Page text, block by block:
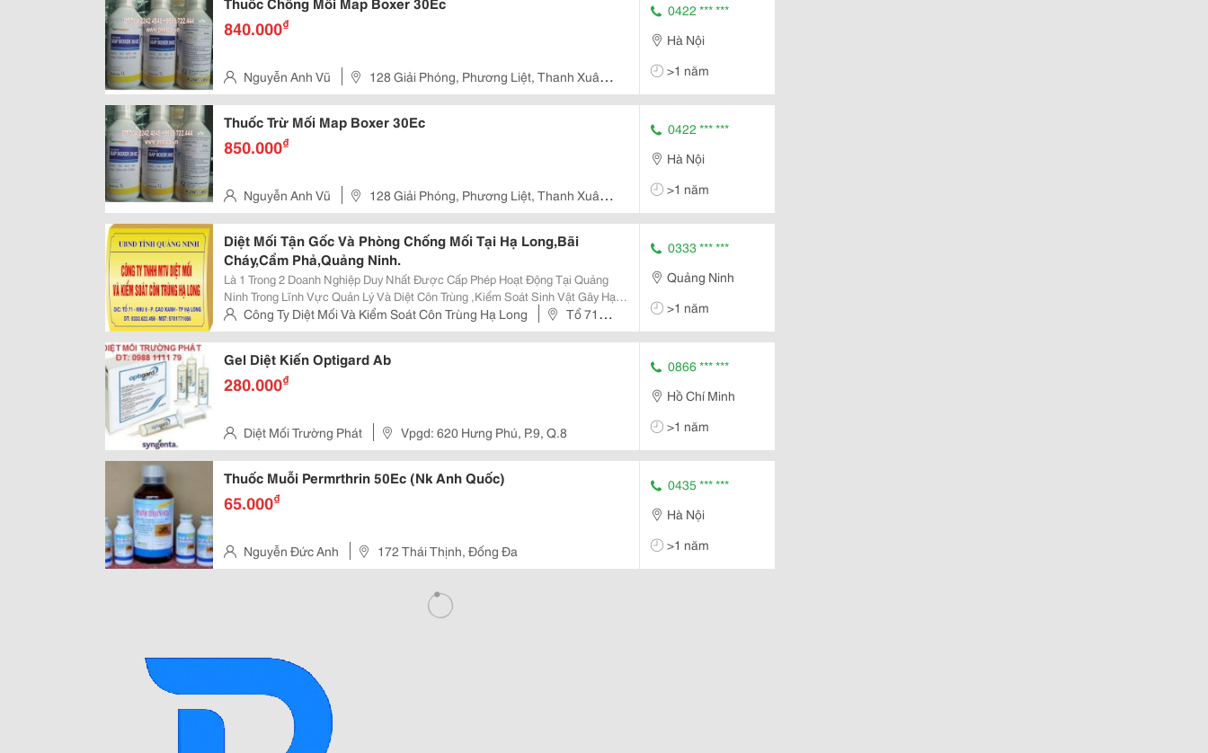
840.000₫
Nguyễn Anh Vũ
128 Giải Phóng, Phương Liệt, Thanh Xuân,
Hà Nội, Vietnam
0422 *** ***
Hà Nội
>1 năm
Thuốc Trừ Mối Map Boxer 30Ec
850.000₫
Nguyễn Anh Vũ
128 Giải Phóng, Phương Liệt, Thanh Xuân,
Hà Nội, Vietnam
0422 *** ***
Hà Nội
>1 năm
Diệt Mối Tận Gốc Và Phòng Chống Mối Tại Hạ Long,Bãi
Cháy,Cẩm Phả,Quảng Ninh.
Là 1 Trong 2 Doanh Nghiệp Duy Nhất Được Cấp Phép Hoạt Động Tại Quảng
Ninh Trong Lĩnh Vực Quản Lý Và Diệt Côn Trùng ,Kiểm Soát Sinh Vật Gây Hại.
Với Đội Ngũ Nhân Viên Nhiều Năm Kinh Nghiệm Được Đào Tạo Chính Qui,
Được Hội Khoa Học Kỹ Thuật Lâm Nghiệp
Công Ty Diệt Mối Và Kiểm Soát Côn Trùng Hạ Long
Tổ 71,
Khu 6, P.cao Xanh,Tp Hạ Long
0333 *** ***
Quảng Ninh
>1 năm
Gel Diệt Kiến Optigard Ab
280.000₫
Diệt Mối Trường Phát Vpgd: 620 Hưng Phú, P.9, Q.8
0866 *** ***
Hồ Chí Minh
>1 năm
Thuốc Muỗi Permrthrin 50Ec (Nk Anh Quốc)
65.000₫
Nguyễn Đức Anh 172 Thái Thịnh, Đống Đa
0435 *** ***
Hà Nội
>1 năm